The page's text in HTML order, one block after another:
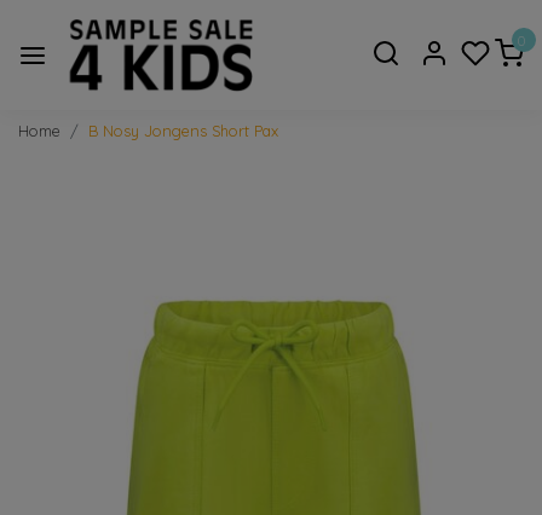
0
Home B Nosy Jongens Short Pax